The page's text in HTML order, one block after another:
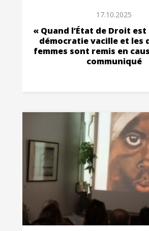
17.10.2025
« Quand l’État de Droit
démocratie vacille et les
femmes sont remis en
communiqué